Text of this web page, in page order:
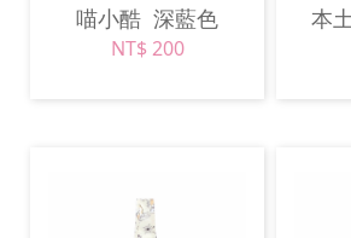
喵小酷 深藍色
NT$ 200
本